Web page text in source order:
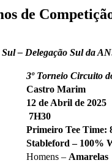
de
– Delegação Sul da
3º Torneio Circuito
Castro Marim
12 de Abril de 2025
7H30
Primeiro Tee Time:
Stableford – 100%
Homens – Amarelas